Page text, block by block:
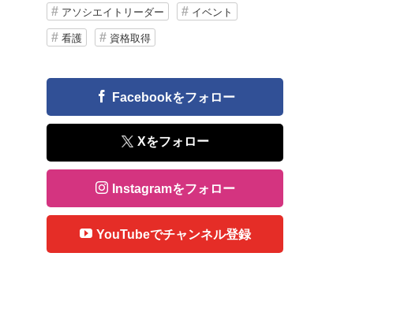
アソシエイトリーダー イベント
看護 資格取得
Facebookをフォロー
Xをフォロー
Instagramをフォロー
YouTubeでチャンネル登録